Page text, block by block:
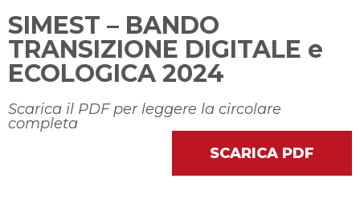
SIMEST – BANDO
TRANSIZIONE DIGITALE e
ECOLOGICA 2024
Scarica il PDF per leggere la circolare
completa
SCARICA PDF